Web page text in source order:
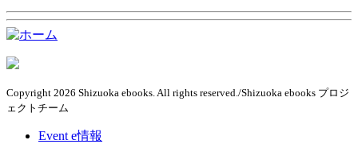
Copyright 2026 Shizuoka ebooks. All rights reserved./Shizuoka ebooks プロジ
ェクトチーム
Event e情報